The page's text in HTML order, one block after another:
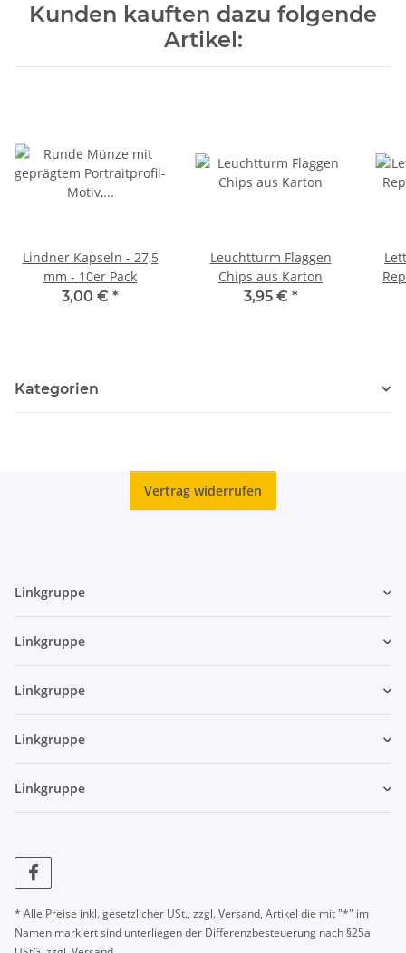
Kunden kauften dazu folgende
Artikel:
Lindner Kapseln - 27,5
mm - 10er Pack
3,00 € *
Leuchtturm Flaggen
Chips aus Karton
3,95 € *
Kategorien
Vertrag widerrufen
Linkgruppe
Linkgruppe
Linkgruppe
Linkgruppe
Linkgruppe
* Alle Preise inkl. gesetzlicher USt., zzgl.Versand, Artikel die mit "*" im
Namen markiert sind unterliegen der Differenzbesteuerung nach §25a